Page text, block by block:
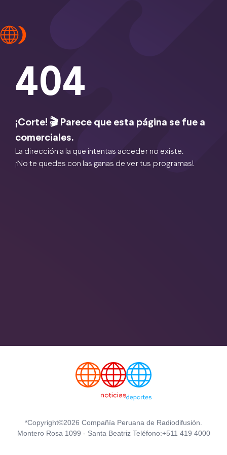
404
¡Corte! 🎬 Parece que esta página se fue a
comerciales.
La dirección a la que intentas acceder no existe.
¡No te quedes con las ganas de ver tus programas!
*Copyright©2026 Compañía Peruana de Radiodifusión.
Montero Rosa 1099 - Santa Beatriz Teléfono:+511 419 4000